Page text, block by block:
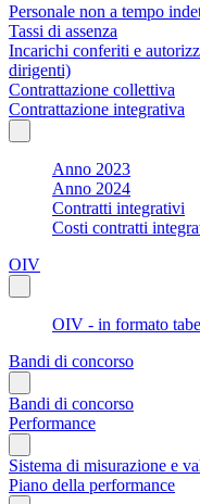
Personale non a tempo
Tassi di assenza
Incarichi conferiti e
dirigenti)
Contrattazione collettiva
Contrattazione integrativa
Anno 2023
Anno 2024
Contratti integrativi
Costi contratti
OIV
OIV - in formato
Bandi di concorso
Bandi di concorso
Performance
Sistema di misurazione e
Piano della performance